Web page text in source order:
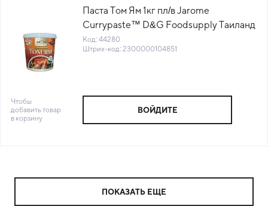
Паста Том Ям 1кг пл/в Jarome
Currypaste™ D&G Foodsupply Таиланд
(КОД 44280) (+18°С)
Код: 44280
Штрих-код: 2300000104851
Чтобы
добавить товар
в корзину
ВОЙДИТЕ
ПОКАЗАТЬ ЕЩЕ